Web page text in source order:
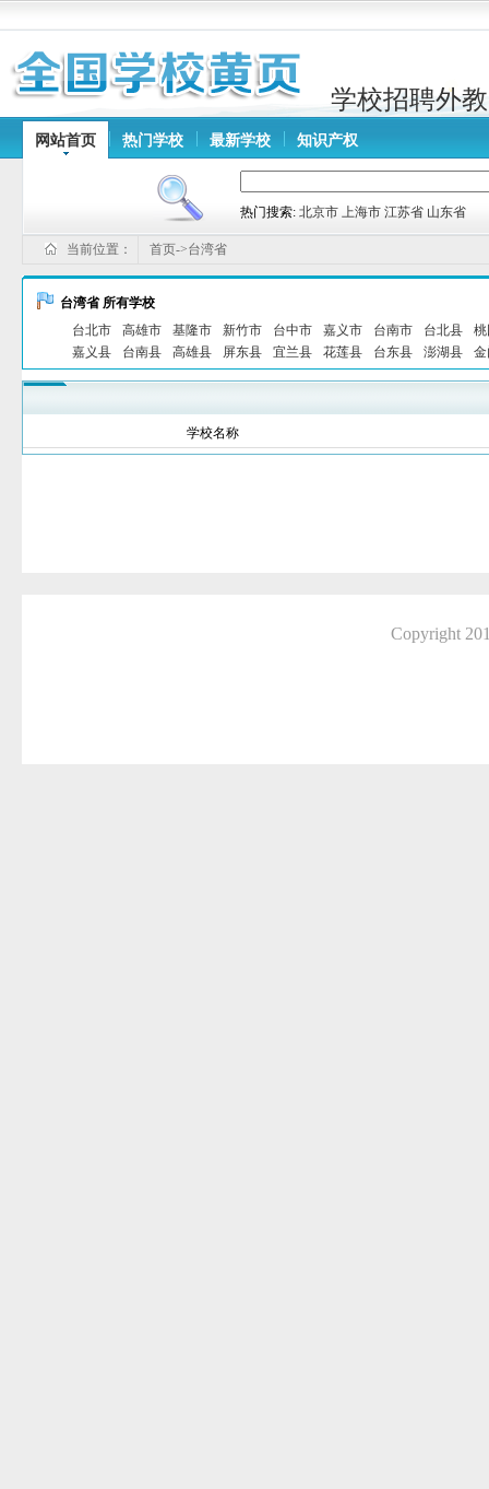
学校招聘外教
网站首页 热门学校 最新学校 知识产权
热门搜索: 北京市 上海市 江苏省 山东省
当前位置： 首页->台湾省
台湾省 所有学校
台北市
高雄市 基隆市 新竹市 台中市 嘉义市 台南市 台北县
嘉义县
台南县 高雄县 屏东县 宜兰县 花莲县 台东县 澎湖县
学校名称
Copyright